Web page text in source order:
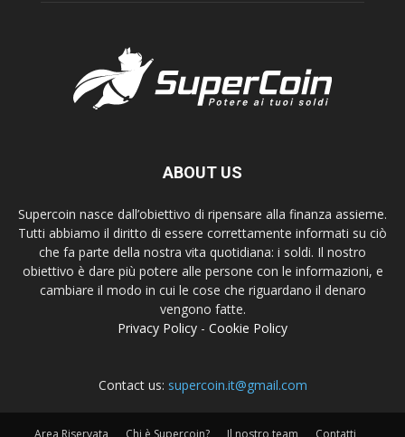
ABOUT US
Supercoin nasce dall’obiettivo di ripensare alla finanza assieme.
Tutti abbiamo il diritto di essere correttamente informati su ciò
che fa parte della nostra vita quotidiana: i soldi. Il nostro
obiettivo è dare più potere alle persone con le informazioni, e
cambiare il modo in cui le cose che riguardano il denaro
vengono fatte.
Privacy Policy - Cookie Policy
Contact us: supercoin.it@gmail.com
Area Riservata Chi è Supercoin? Il nostro team Contatti